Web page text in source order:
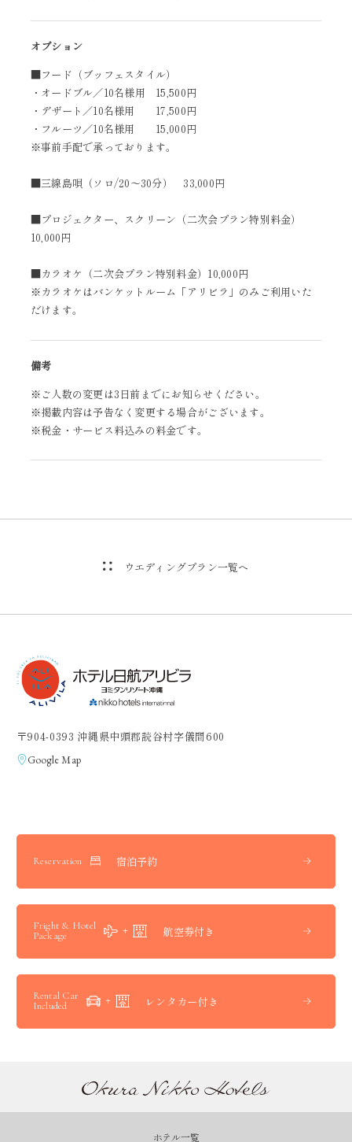
オプション
■フード（ブッフェスタイル）
・オードブル／10名様用 15,500円
・デザート／10名様用 17,500円
・フルーツ／10名様用 15,000円
※事前手配で承っております。
■三線島唄（ソロ/20～30分） 33,000円
■プロジェクター、スクリーン（二次会プラン特別料金）
10,000円
■カラオケ（二次会プラン特別料金）10,000円
※カラオケはバンケットルーム「アリビラ」のみご利用いた
だけます。
備考
※ご人数の変更は3日前までにお知らせください。
※掲載内容は予告なく変更する場合がございます。
※税金・サービス料込みの料金です。
ウエディングプラン一覧へ
〒904-0393 沖縄県中頭郡読谷村字儀間600
Google Map
Reservation 宿泊予約
Fright & Hotel
Package
航空券付き
Rental Car
Included
レンタカー付き
ホテル一覧